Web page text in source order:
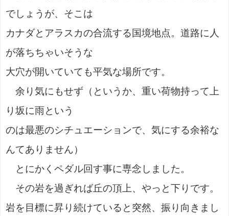
でしょうが、そこは
カナダとアラスカの合流する国境地点。道路に人
が落ちちゃいそうな
大穴が開いていても平気な場所です。
余り気にもせず（というか、重い荷物持って上
り坂に雨という
のは最悪のシチュエーションで、気にする余裕な
んてありません）
とにかくペダル回す事に専念しました。
その岩を過ぎれば丘の頂上、やっと下りです。
岩を目標に昇り続けていると突然、振り向きまし